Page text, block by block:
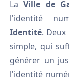
LaVille de
l'identité
Identité.
simple, qui
générer un
l'identité